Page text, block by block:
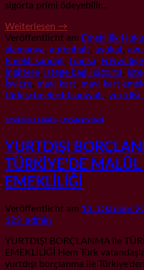
sigorta primi ödeyebilir…
Weiterlesen →
Veröffentlicht am Emeklilik
alamanya, aufenhalt, avukat,
Emekli sandığı, fransa,
İngiltere, istege bagli sigorta,
İsviçre, mavi kart, mavi kart
türkische Rechtsanwalt, yurtdisi
Emeklilik Hukuku Uncategorized
YURTDIŞI
TÜRKİYE’DE MALÛL
EMEKLİLİĞİ
Veröffentlicht am 13. Oktober
123_admin
YURTDIŞI BORÇLANMA ile
EMEKLİLİĞİ Hem Türk
yurtdışı borçlanma ile